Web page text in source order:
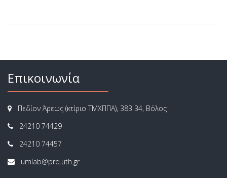
Επικοινωνία
Πεδίον Άρεως (κτίριο ΤΜΧΠΠΑ), 383 34, Βόλος
24210 74429
24210 74457